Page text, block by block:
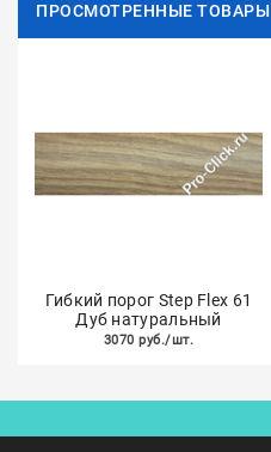
ПРОСМОТРЕННЫЕ ТОВАРЫ
Гибкий порог Step Flex 61
Дуб натуральный
3070 руб./шт.